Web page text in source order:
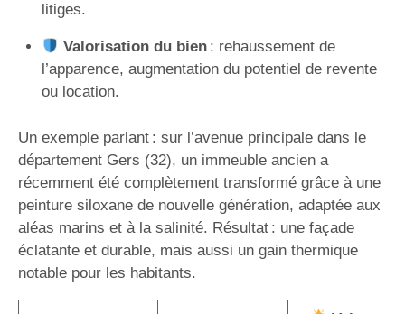
litiges.
Valorisation du bien: rehaussement de
l’apparence, augmentation du potentiel de revente
ou location.
Un exemple parlant : sur l’avenue principale dans le
département Gers (32), un immeuble ancien a
récemment été complètement transformé grâce à une
peinture siloxane de nouvelle génération, adaptée aux
aléas marins et à la salinité. Résultat : une façade
éclatante et durable, mais aussi un gain thermique
notable pour les habitants.